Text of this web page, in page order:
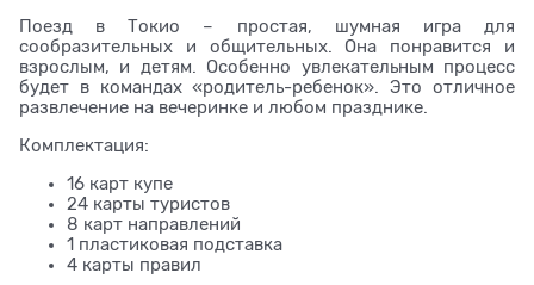
Поезд в Токио – простая, шумная игра для
сообразительных и общительных. Она понравится и
взрослым, и детям. Особенно увлекательным процесс
будет в командах «родитель-ребенок». Это отличное
развлечение на вечеринке и любом празднике.
Комплектация:
16 карт купе
24 карты туристов
8 карт направлений
1 пластиковая подставка
4 карты правил